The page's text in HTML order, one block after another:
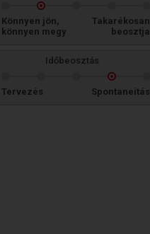
Könnyen jön,
könnyen megy
Takarékosan
beosztja
Időbeosztás
Tervezés Spontaneitás